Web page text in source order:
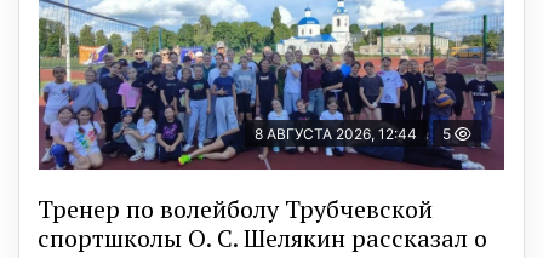
8 АВГУСТА 2026, 12:44 5
Тренер по волейболу Трубчевской
спортшколы О. С. Шелякин рассказал о